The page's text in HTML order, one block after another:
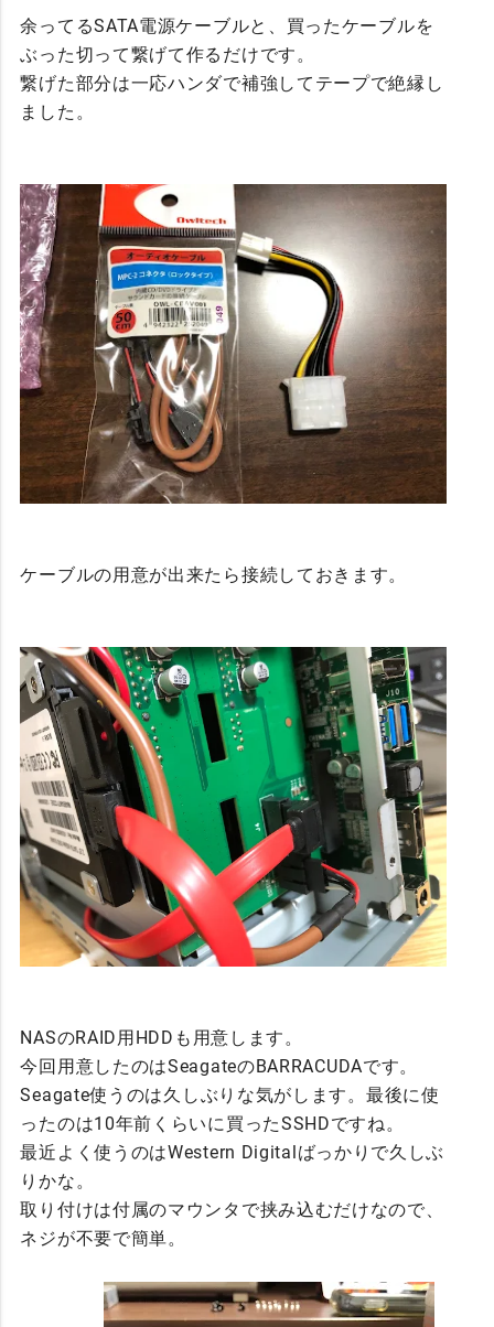
余ってるSATA電源ケーブルと、買ったケーブルを
ぶった切って繋げて作るだけです。
繋げた部分は一応ハンダで補強してテープで絶縁し
ました。
ケーブルの用意が出来たら接続しておきます。
NASのRAID用HDDも用意します。
今回用意したのはSeagateのBARRACUDAです。
Seagate使うのは久しぶりな気がします。最後に使
ったのは10年前くらいに買ったSSHDですね。
最近よく使うのはWestern Digitalばっかりで久しぶ
りかな。
取り付けは付属のマウンタで挟み込むだけなので、
ネジが不要で簡単。